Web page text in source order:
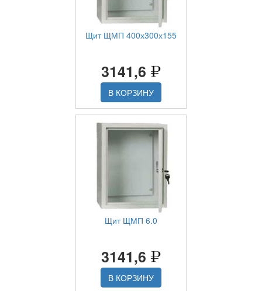
Щит ЩМП 400х300х155
3141,6
В КОРЗИНУ
Щит ЩМП 6.0
3141,6
В КОРЗИНУ